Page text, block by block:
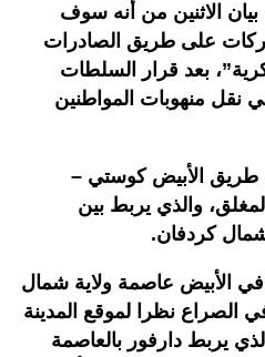
الاثنين من أنه سوف
على طريق الصادرات
بعد قرار السلطات
نقل منهوبات المواطنين
طريق الأبيض كوستي –
والذي يربط بين
شمال كردفان.
الأبيض عاصمة ولاية شمال
الصراع نظرا لموقع المدينة
يربط دارفور بالعاصمة